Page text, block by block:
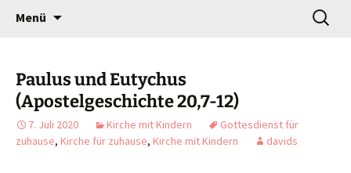
Willkommen!
Gottesdienst verändert
Menü
Suchen
nach:
Paulus und Eutychus
(Apostelgeschichte 20,7-12)
7. Juli 2020 Kirche mit Kindern
Gottesdienst für
zuhause, Kirche für zuhause, Kirche mit Kindern davids